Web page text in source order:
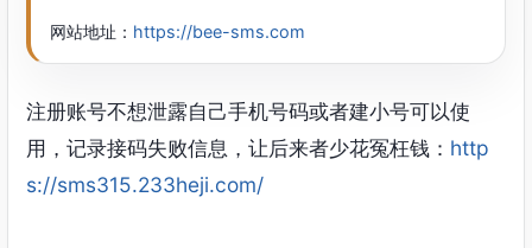
网站地址： https://bee-sms.com
注册账号不想泄露自己手机号码或者建小号可以使
用，记录接码失败信息，让后来者少花冤枉钱： http
s://sms315.233heji.com/